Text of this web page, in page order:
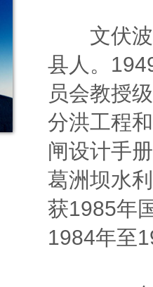
文伏波
县人。
员会教授
分洪工程
闸设计手
葛洲坝水
获1985年
1984年至